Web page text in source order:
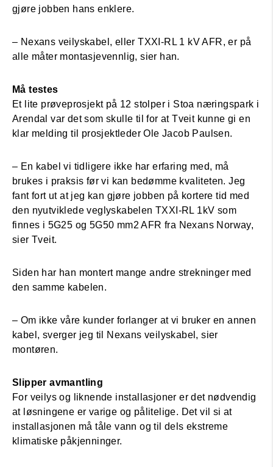
gjøre jobben hans enklere.
– Nexans veilyskabel, eller TXXI-RL 1 kV AFR, er på
alle måter montasjevennlig, sier han.
Må testes
Et lite prøveprosjekt på 12 stolper i Stoa næringspark i
Arendal var det som skulle til for at Tveit kunne gi en
klar melding til prosjektleder Ole Jacob Paulsen.
– En kabel vi tidligere ikke har erfaring med, må
brukes i praksis før vi kan bedømme kvaliteten. Jeg
fant fort ut at jeg kan gjøre jobben på kortere tid med
den nyutviklede veglyskabelen TXXI-RL 1kV som
finnes i 5G25 og 5G50 mm2 AFR fra Nexans Norway,
sier Tveit.
Siden har han montert mange andre strekninger med
den samme kabelen.
– Om ikke våre kunder forlanger at vi bruker en annen
kabel, sverger jeg til Nexans veilyskabel, sier
montøren.
Slipper avmantling
For veilys og liknende installasjoner er det nødvendig
at løsningene er varige og pålitelige. Det vil si at
installasjonen må tåle vann og til dels ekstreme
klimatiske påkjenninger.